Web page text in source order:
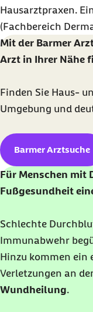
Hausarztpraxen.
(Fachbereich
Mit der Barmer
Arzt in Ihrer Nähe
Finden Sie Haus-
Umgebung und
Barmer Arztsuche
Für Menschen mit
Fußgesundheit
Schlechte
Immunabwehr
Hinzu kommen ein
Verletzungen an
Wundheilung.